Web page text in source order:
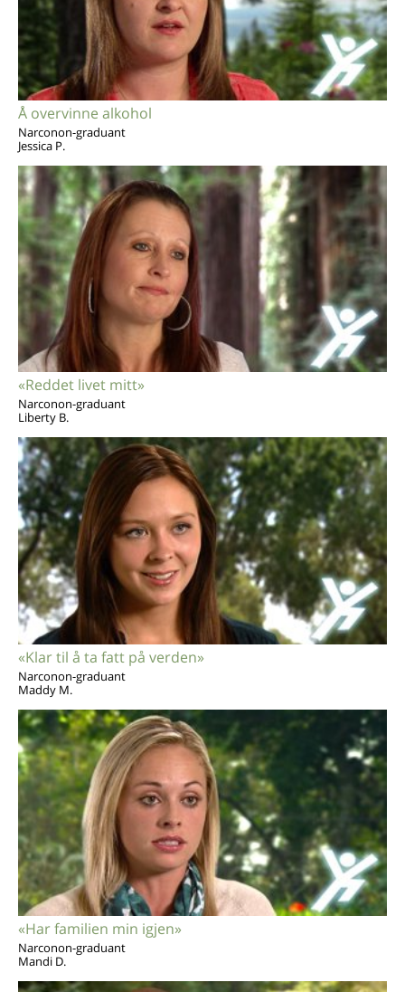
Å overvinne alkohol
Narconon-graduant
Jessica P.
«Reddet livet mitt»
Narconon-graduant
Liberty B.
«Klar til å ta fatt på verden»
Narconon-graduant
Maddy M.
«Har familien min igjen»
Narconon-graduant
Mandi D.